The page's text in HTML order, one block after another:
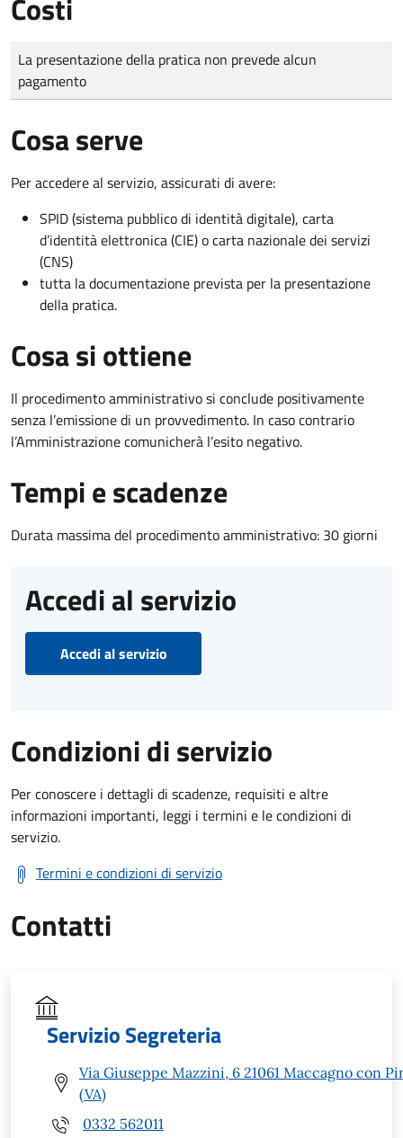
Tipo di pagamento
Importo
La presentazione della pratica non prevede alcun
pagamento
Cosa serve
Per accedere al servizio, assicurati di avere:
SPID (sistema pubblico di identità digitale), carta
d’identità elettronica (CIE) o carta nazionale dei servizi
(CNS)
tutta la documentazione prevista per la presentazione
della pratica.
Cosa si ottiene
Il procedimento amministrativo si conclude positivamente
senza l’emissione di un provvedimento. In caso contrario
l’Amministrazione comunicherà l’esito negativo.
Tempi e scadenze
Durata massima del procedimento amministrativo: 30 giorni
Accedi al servizio
Accedi al servizio
Condizioni di servizio
Per conoscere i dettagli di scadenze, requisiti e altre
informazioni importanti, leggi i termini e le condizioni di
servizio.
Termini e condizioni di servizio
Contatti
Servizio Segreteria
Via Giuseppe Mazzini, 6 21061 Maccagno con
(VA)
0332 562011